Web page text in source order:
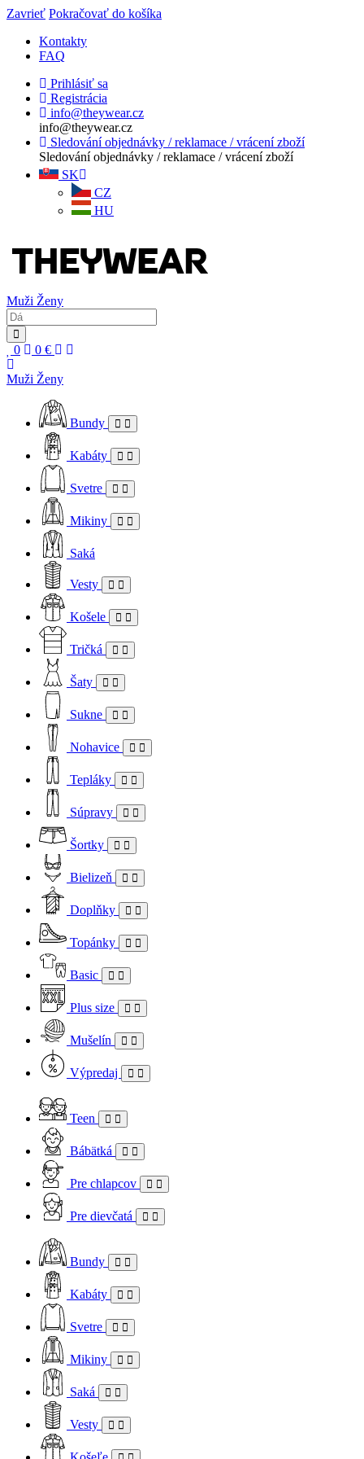
Zavrieť Pokračovať do košíka
Kontakty
FAQ
Prihlásiť sa
Registrácia
info@theywear.cz
info@theywear.cz
Sledování objednávky / reklamace / vrácení zboží
Sledování objednávky / reklamace / vrácení zboží
SK
CZ
HU
Muži Ženy
0 0 €
Muži Ženy
Bundy
Kabáty
Svetre
Mikiny
Saká
Vesty
Košele
Tričká
Šaty
Sukne
Nohavice
Tepláky
Súpravy
Šortky
Bielizeň
Doplňky
Topánky
Basic
Plus size
Mušelín
Výpredaj
Teen
Bábätká
Pre chlapcov
Pre dievčatá
Bundy
Kabáty
Svetre
Mikiny
Saká
Vesty